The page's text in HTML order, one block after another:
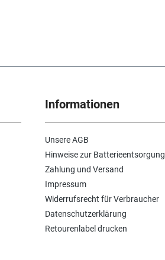
Informationen
Unsere AGB
Hinweise zur Batterieentsorgung
Zahlung und Versand
Impressum
Widerrufsrecht für Verbraucher
Datenschutzerklärung
Retourenlabel drucken